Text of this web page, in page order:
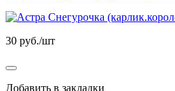
30 руб./шт
Добавить в закладки